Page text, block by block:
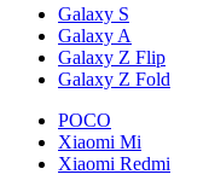
Galaxy S
Galaxy A
Galaxy Z Flip
Galaxy Z Fold
POCO
Xiaomi Mi
Xiaomi Redmi